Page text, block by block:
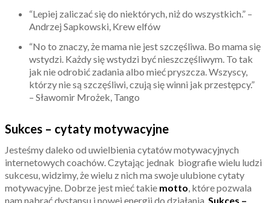
“Lepiej zaliczać się do niektórych, niż do wszystkich.” –
Andrzej Sapkowski, Krew elfów
“No to znaczy, że mama nie jest szczęśliwa. Bo mama się
wstydzi. Każdy się wstydzi być nieszczęśliwym. To tak
jak nie odrobić zadania albo mieć pryszcza. Wszyscy,
którzy nie są szczęśliwi, czują się winni jak przestępcy.”
– Sławomir Mrożek, Tango
Sukces – cytaty motywacyjne
Jesteśmy daleko od uwielbienia cytatów motywacyjnych
internetowych coachów. Czytając jednak biografie wielu ludzi
sukcesu, widzimy, że wielu z nich ma swoje ulubione cytaty
motywacyjne. Dobrze jest mieć takie motto, które pozwala
nam nabrać dystansu i nowej energii do działania. Sukces –